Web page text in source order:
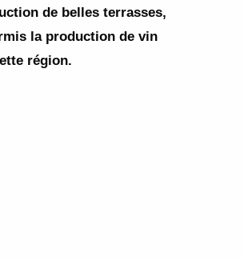
de belles terrasses,
la production de vin
région.